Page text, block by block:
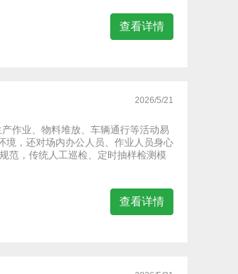
查看详情
2026/5/21
作业、物料堆放、车辆通行等活动易
境，还对场内办公人员、作业人员身心
范，传统人工巡检、定时抽样检测模
查看详情